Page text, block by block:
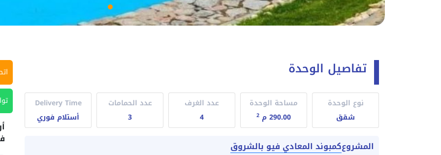
تفاصيل الوحدة
نوع الوحدة
شقق
مساحة الوحدة
290.00 م
2
عدد الغرف
4
عدد الحمامات
3
Delivery Time
أستلام فوري
المشروعكمبوند المعادي فيو بالشروق